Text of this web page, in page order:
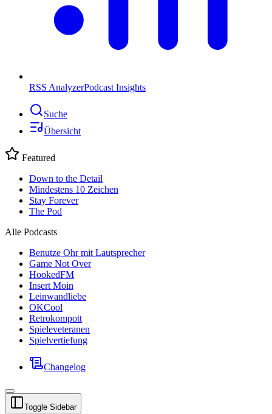
RSS AnalyzerPodcast Insights
Suche
Übersicht
Featured
Down to the Detail
Mindestens 10 Zeichen
Stay Forever
The Pod
Alle Podcasts
Benutze Ohr mit Lautsprecher
Game Not Over
HookedFM
Insert Moin
Leinwandliebe
OKCool
Retrokompott
Spieleveteranen
Spielvertiefung
Changelog
Toggle Sidebar